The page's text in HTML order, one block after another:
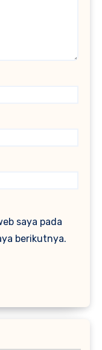
saya pada
berikutnya.